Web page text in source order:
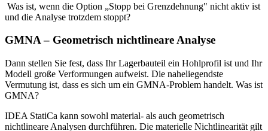
Was ist, wenn die Option „Stopp bei Grenzdehnung" nicht aktiv ist
und die Analyse trotzdem stoppt?
GMNA – Geometrisch nichtlineare Analyse
Dann stellen Sie fest, dass Ihr Lagerbauteil ein Hohlprofil ist und Ihr
Modell große Verformungen aufweist. Die naheliegendste
Vermutung ist, dass es sich um ein GMNA-Problem handelt. Was ist
GMNA?
IDEA StatiCa kann sowohl material- als auch geometrisch
nichtlineare Analysen durchführen. Die materielle Nichtlinearität gilt